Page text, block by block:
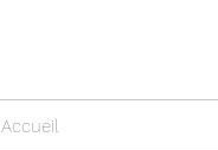
Accueil